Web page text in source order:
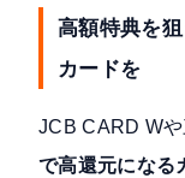
高額特典を
カードを
JCB CARD W
で高還元になる